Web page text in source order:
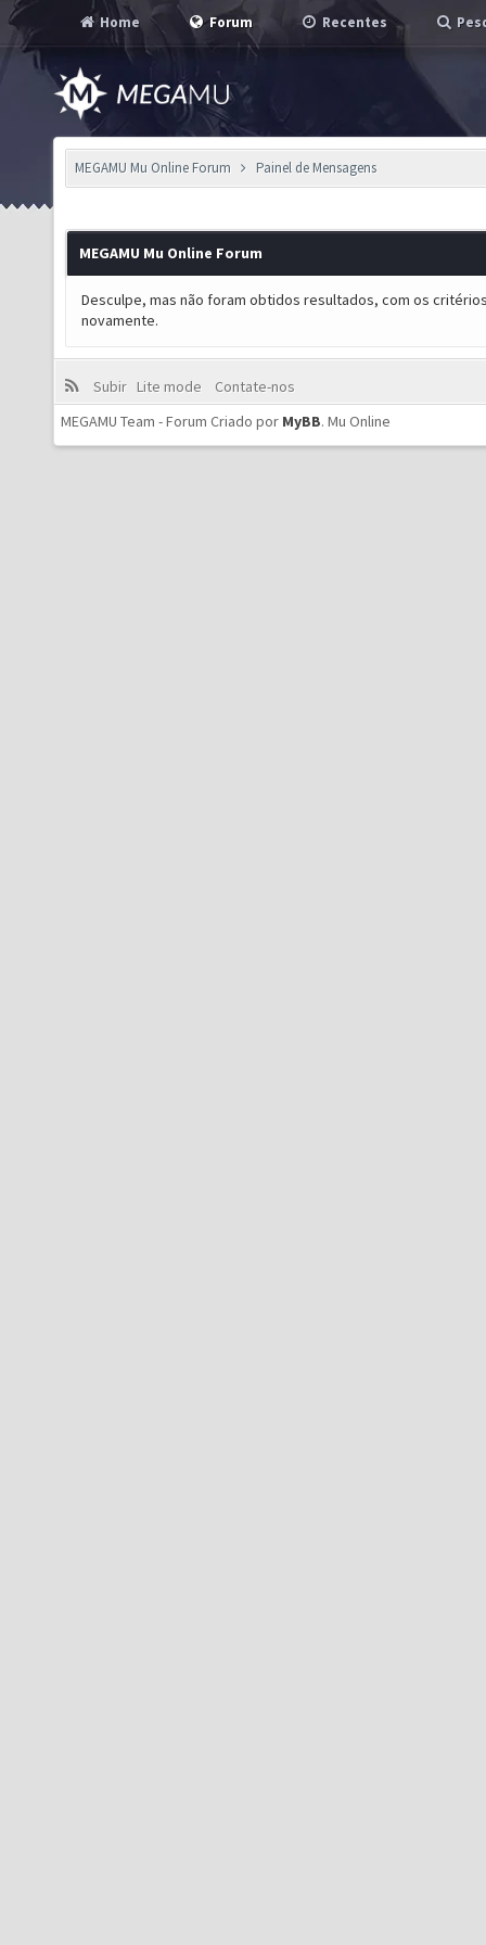
Home Forum Recentes
MEGAMU Mu Online Forum Painel de Mensagens
MEGAMU Mu Online Forum
Desculpe, mas não foram obtidos resultados, com os
novamente.
Subir Lite mode
Contate-nos
MEGAMU Team - Forum Criado por MyBB. Mu Online